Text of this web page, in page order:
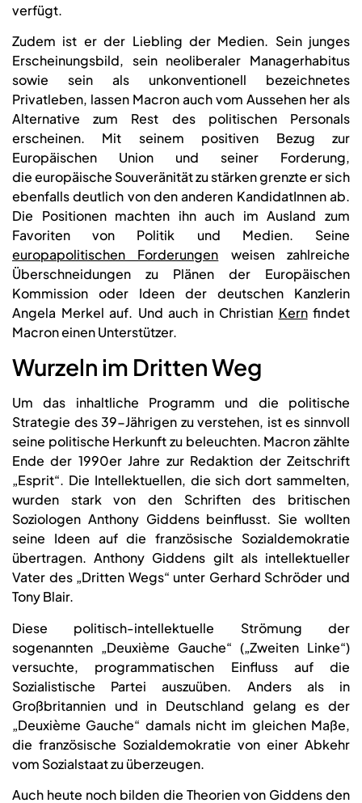
verfügt.
Zudem ist er der Liebling der Medien. Sein junges
Erscheinungsbild, sein neoliberaler Managerhabitus
sowie sein als unkonventionell bezeichnetes
Privatleben, lassen Macron auch vom Aussehen her als
Alternative zum Rest des politischen Personals
erscheinen. Mit seinem positiven Bezug zur
Europäischen Union und seiner Forderung,
die europäische Souveränität zu stärken grenzte er sich
ebenfalls deutlich von den anderen KandidatInnen ab.
Die Positionen machten ihn auch im Ausland zum
Favoriten von Politik und Medien. Seine
europapolitischen Forderungen weisen zahlreiche
Überschneidungen zu Plänen der Europäischen
Kommission oder Ideen der deutschen Kanzlerin
Angela Merkel auf. Und auch in Christian Kernfindet
Macron einen Unterstützer.
Wurzeln im Dritten Weg
Um das inhaltliche Programm und die politische
Strategie des 39-Jährigen zu verstehen, ist es sinnvoll
seine politische Herkunft zu beleuchten. Macron zählte
Ende der 1990er Jahre zur Redaktion der Zeitschrift
„Esprit“. Die Intellektuellen, die sich dort sammelten,
wurden stark von den Schriften des britischen
Soziologen Anthony Giddens beinflusst. Sie wollten
seine Ideen auf die französische Sozialdemokratie
übertragen. Anthony Giddens gilt als intellektueller
Vater des „Dritten Wegs“ unter Gerhard Schröder und
Tony Blair.
Diese politisch-intellektuelle Strömung der
sogenannten „Deuxième Gauche“ („Zweiten Linke“)
versuchte, programmatischen Einfluss auf die
Sozialistische Partei auszuüben. Anders als in
Großbritannien und in Deutschland gelang es der
„Deuxième Gauche“ damals nicht im gleichen Maße,
die französische Sozialdemokratie von einer Abkehr
vom Sozialstaat zu überzeugen.
Auch heute noch bilden die Theorien von Giddens den